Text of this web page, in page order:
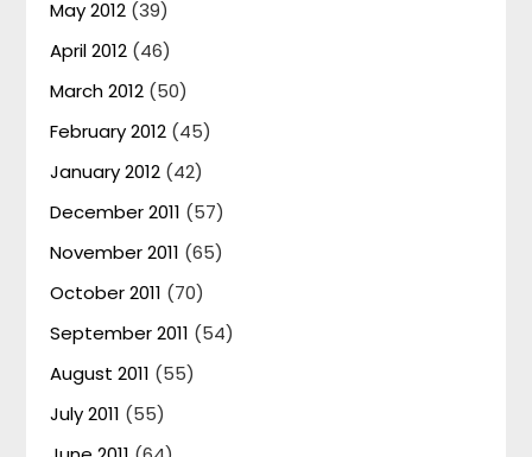
May 2012 (39)
April 2012 (46)
March 2012 (50)
February 2012 (45)
January 2012 (42)
December 2011 (57)
November 2011 (65)
October 2011 (70)
September 2011 (54)
August 2011 (55)
July 2011 (55)